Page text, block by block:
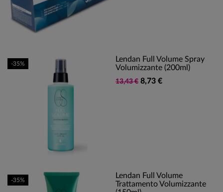
Lendan Full Volume Spray
Volumizzante (200ml)
13,43 € 8,73 €
-35%
Lendan Full Volume
Trattamento Volumizzante
-35%